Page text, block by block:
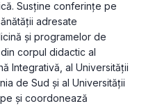
Susține conferințe pe
adresate
și programelor de
corpul didactic al
Integrativă, al Universității
de Sud și al Universității
și coordonează